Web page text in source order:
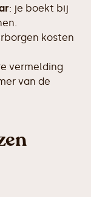
: je boekt bij
kosten
vermelding
van de